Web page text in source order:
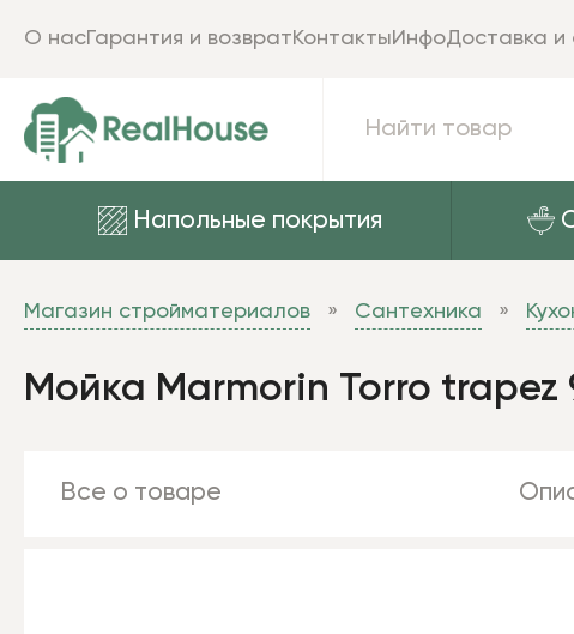
Напольные покрытия
О насГарантия и возвратКонтактыИнфоДоставка и
Магазин стройматериалов Сантехника
Мойка Marmorin Torro trapez
Все о товаре